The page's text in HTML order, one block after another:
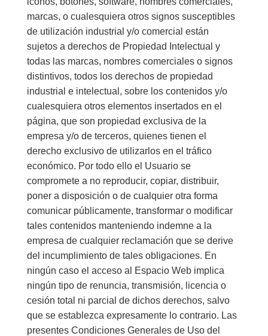
marcas, o cualesquiera otros signos susceptibles
de utilización industrial y/o comercial están
sujetos a derechos de Propiedad Intelectual y
todas las marcas, nombres comerciales o signos
distintivos, todos los derechos de propiedad
industrial e intelectual, sobre los contenidos y/o
cualesquiera otros elementos insertados en el
página, que son propiedad exclusiva de la
empresa y/o de terceros, quienes tienen el
derecho exclusivo de utilizarlos en el tráfico
económico. Por todo ello el Usuario se
compromete a no reproducir, copiar, distribuir,
poner a disposición o de cualquier otra forma
comunicar públicamente, transformar o modificar
tales contenidos manteniendo indemne a la
empresa de cualquier reclamación que se derive
del incumplimiento de tales obligaciones. En
ningún caso el acceso al Espacio Web implica
ningún tipo de renuncia, transmisión, licencia o
cesión total ni parcial de dichos derechos, salvo
que se establezca expresamente lo contrario. Las
presentes Condiciones Generales de Uso del